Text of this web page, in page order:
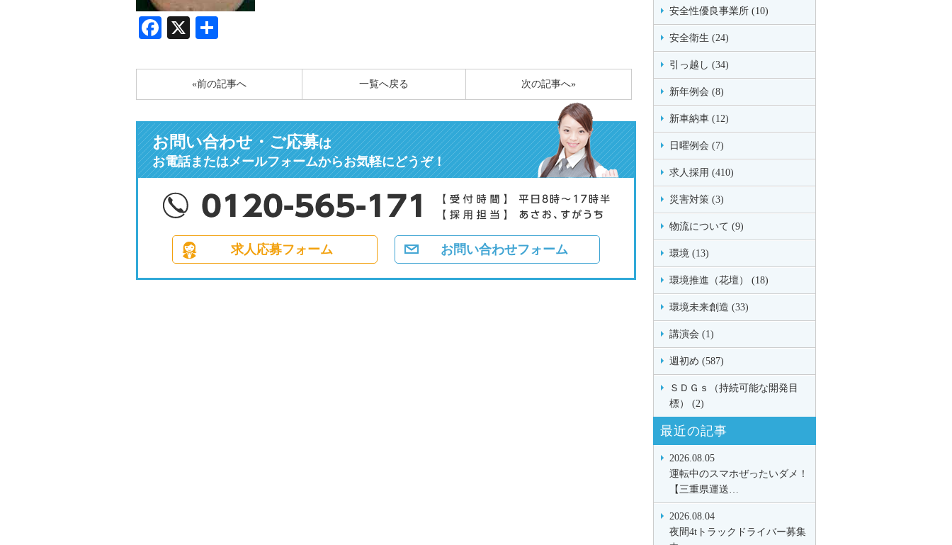
Facebook
X
«前の記事へ 次の記事へ»
一覧へ戻る
お問い合わせ・ご応募は
お電話またはメールフォームからお気軽にどうぞ！
求人応募フォーム お問い合わせフォーム
安全性優良事業所 (10)
安全衛生 (24)
引っ越し (34)
新年例会 (8)
新車納車 (12)
日曜例会 (7)
求人採用 (410)
災害対策 (3)
物流について (9)
環境 (13)
環境推進（花壇） (18)
環境未来創造 (33)
講演会 (1)
週初め (587)
ＳＤＧｓ（持続可能な開発目
標） (2)
最近の記事
2026.08.05
運転中のスマホぜったいダメ！
【三重県運送…
2026.08.04
夜間4tトラックドライバー募集